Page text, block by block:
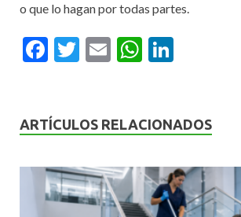
o que lo hagan por todas partes.
F
b
o
k
T
er
E
l
W
s
p
p
dI
ARTÍCULOS RELACIONADOS